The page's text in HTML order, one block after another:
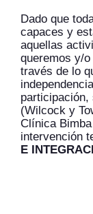
Dado que
capaces y
aquellas
queremos y/
través de lo
participación,
(Wilcock y
Clínica
intervención
E